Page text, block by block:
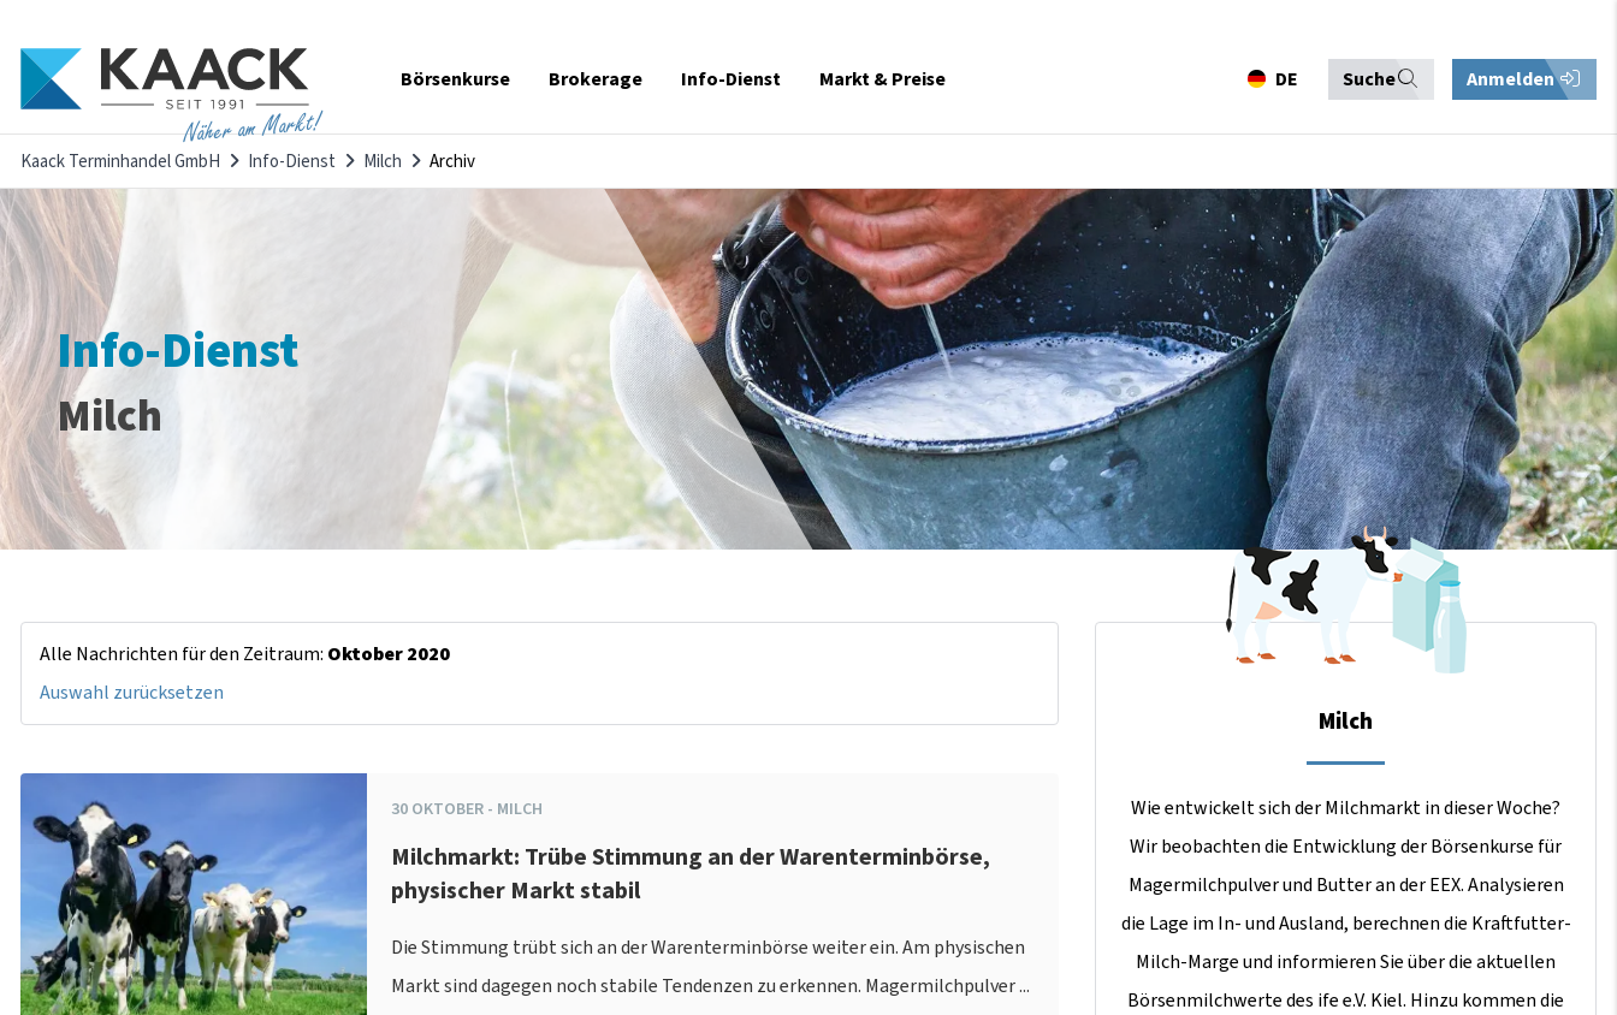
Näher am Markt!
Navigation
Börsenkurse Brokerage Info-Dienst Markt & Preise DE Suche Anmelden
Kaack Terminhandel GmbH Info-Dienst Milch Archiv
Info-Dienst
Milch
Alle Nachrichten für den Zeitraum: Oktober 2020
Auswahl zurücksetzen
30 OKTOBER- MILCH
Milchmarkt: Trübe Stimmung an der Warenterminbörse,
physischer Markt stabil
Die Stimmung trübt sich an der Warenterminbörse weiter ein. Am physischen
Markt sind dagegen noch stabile Tendenzen zu erkennen. Magermilchpulver ...
Milch
Wie entwickelt sich der Milchmarkt in dieser Woche?
Wir beobachten die Entwicklung der Börsenkurse für
Magermilchpulver und Butter an der EEX. Analysieren
die Lage im In- und Ausland, berechnen die Kraftfutter-
Milch-Marge und informieren Sie über die aktuellen
Börsenmilchwerte des ife e.V. Kiel. Hinzu kommen die